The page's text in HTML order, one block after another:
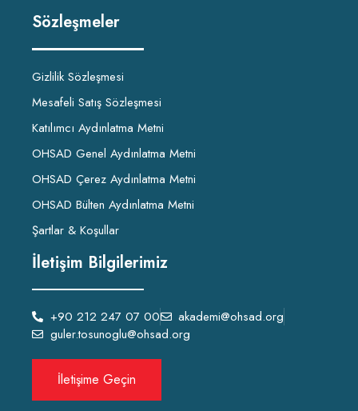
Sözleşmeler
Gizlilik Sözleşmesi
Mesafeli Satış Sözleşmesi
Katılımcı Aydınlatma Metni
OHSAD Genel Aydınlatma Metni
OHSAD Çerez Aydınlatma Metni
OHSAD Bülten Aydınlatma Metni
Şartlar & Koşullar
İletişim Bilgilerimiz
+90 212 247 07 00
akademi@ohsad.org
guler.tosunoglu@ohsad.org
İletişime Geçin